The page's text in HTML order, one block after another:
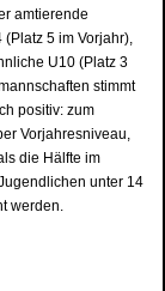
amtierende
5 im Vorjahr),
U10 (Platz 3
stimmt
positiv: zum
Vorjahresniveau,
die Hälfte im
unter 14
werden.